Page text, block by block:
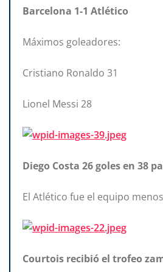
Barcelona 1-1 Atlético
Máximos goleadores:
Cristiano Ronaldo 31
Lionel Messi 28
Diego Costa 26 goles en 38
El Atlético fue el equipo
Courtois recibió el trofeo